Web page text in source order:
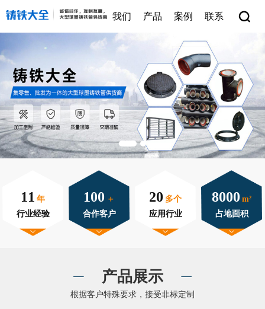
我们 产品 案例 联系
11 年
行业经验
100 ＋
合作客户
20 多个
应用行业
8000 m²
占地面积
产品展示
根据客户特殊要求，接受非标定制